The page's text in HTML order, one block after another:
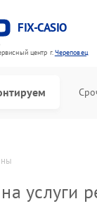
FIX-CASIO
центр г.Череповец
услуги